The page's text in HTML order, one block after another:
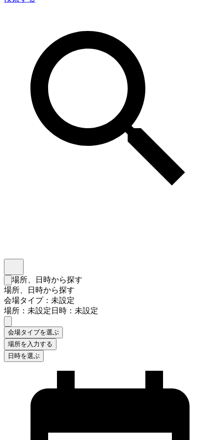
検索フォームを閉じる
場所、日時から探す
場所、日時から探す
会場タイプ：未設定
場所：未設定日時：未設定
会場タイプを選ぶ
場所を入力する
日時を選ぶ